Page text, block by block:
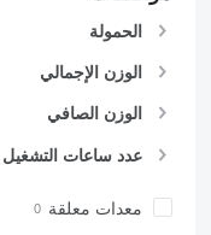
الحمولة
الوزن الإجمالي
الوزن الصافي
عدد ساعات التشغيل
معدات معلقة